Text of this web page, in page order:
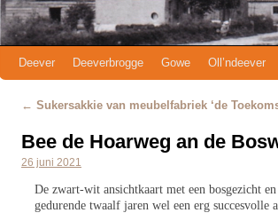
Deever Deeverbrogge Gowe Oll’ndeever
← Sukersakkie van meubelfabriek ‘de
Bee de Hoarweg an de
26 juni 2021
De zwart-wit ansichtkaart met een bosgezicht
gedurende twaalf jaren wel een erg succesvolle